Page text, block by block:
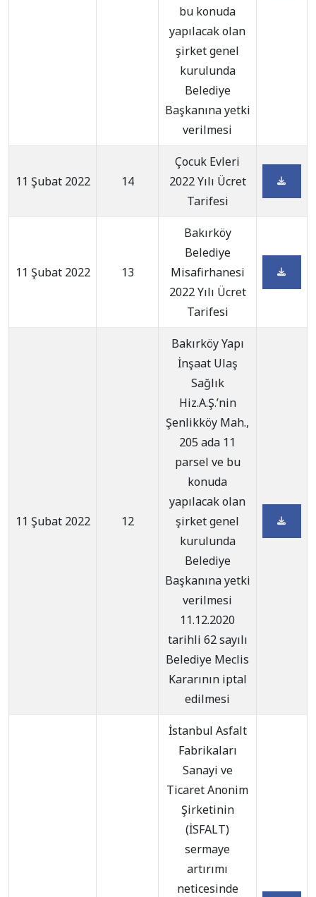
bu konuda
yapılacak olan
şirket genel
kurulunda
Belediye
Başkanına yetki
verilmesi
11 Şubat 2022 14
Çocuk Evleri
2022 Yılı Ücret
Tarifesi
11 Şubat 2022 13
Bakırköy
Belediye
Misafirhanesi
2022 Yılı Ücret
Tarifesi
11 Şubat 2022 12
Bakırköy Yapı
İnşaat Ulaş
Sağlık
Hiz.A.Ş.’nin
Şenlikköy Mah.,
205 ada 11
parsel ve bu
konuda
yapılacak olan
şirket genel
kurulunda
Belediye
Başkanına yetki
verilmesi
11.12.2020
tarihli 62 sayılı
Belediye Meclis
Kararının iptal
edilmesi
İstanbul Asfalt
Fabrikaları
Sanayi ve
Ticaret Anonim
Şirketinin
(İSFALT)
sermaye
artırımı
neticesinde